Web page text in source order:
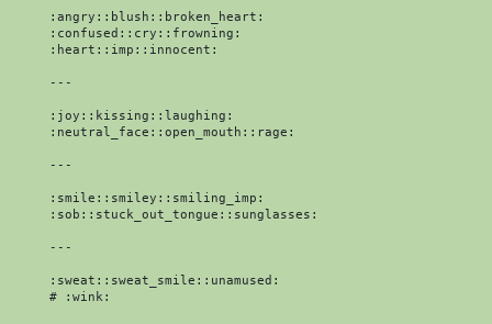
:angry::blush::broken_heart:
:confused::cry::frowning:
:heart::imp::innocent:
---
:joy::kissing::laughing:
:neutral_face::open_mouth::rage:
---
:smile::smiley::smiling_imp:
:sob::stuck_out_tongue::sunglasses:
---
:sweat::sweat_smile::unamused:
# :wink: